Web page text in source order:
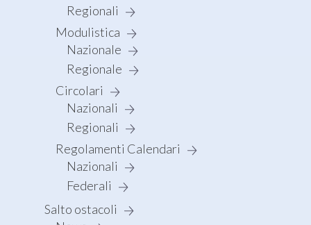
Regionali
Modulistica
Nazionale
Regionale
Circolari
Nazionali
Regionali
Regolamenti Calendari
Nazionali
Federali
Salto ostacoli